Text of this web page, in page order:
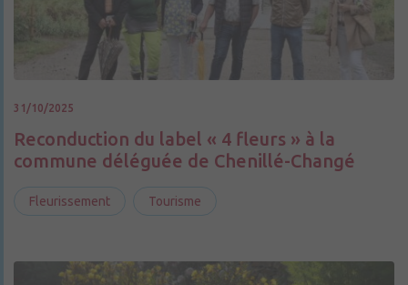
31/10/2025
Reconduction du label « 4 fleurs » à la
commune déléguée de Chenillé-Changé
Fleurissement Tourisme